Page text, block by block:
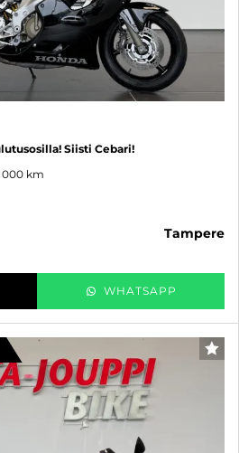
Siisti Cebari!
000 km
tampere
WHATSAPP